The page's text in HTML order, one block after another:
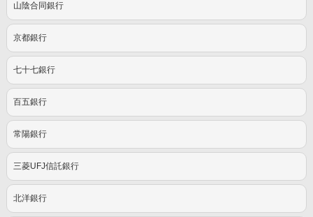
山陰合同銀行
京都銀行
七十七銀行
百五銀行
常陽銀行
三菱UFJ信託銀行
北洋銀行